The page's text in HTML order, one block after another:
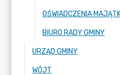
BIURO RADY GMINY
URZĄD GMINY
WÓJT